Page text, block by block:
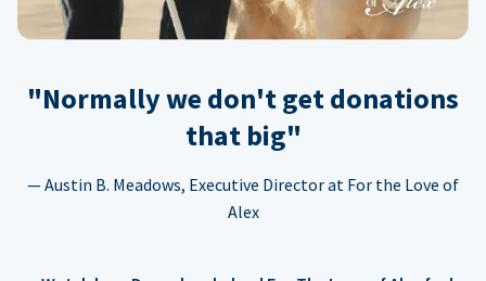
"Normally we don't get donations
that big"
— Austin B. Meadows, Executive Director at For the Love of
Alex